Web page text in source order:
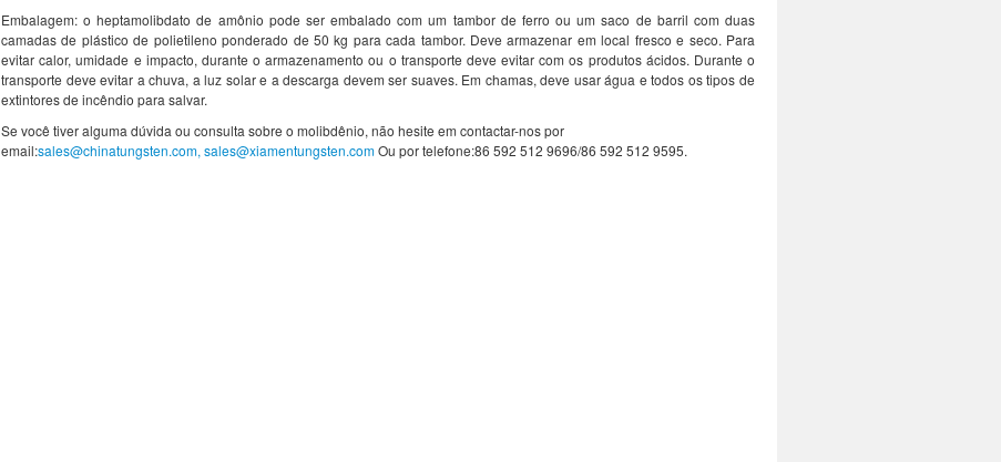
Embalagem: o heptamolibdato de amônio pode ser embalado com um tambor de ferro ou um saco de barril com duas
camadas de plástico de polietileno ponderado de 50 kg para cada tambor. Deve armazenar em local fresco e seco. Para
evitar calor, umidade e impacto, durante o armazenamento ou o transporte deve evitar com os produtos ácidos. Durante o
transporte deve evitar a chuva, a luz solar e a descarga devem ser suaves. Em chamas, deve usar água e todos os tipos de
extintores de incêndio para salvar.
Se você tiver alguma dúvida ou consulta sobre o molibdênio, não hesite em contactar-nos por
email:sales@chinatungsten.com, sales@xiamentungsten.comOu por telefone:86 592 512 9696/86 592 512 9595.